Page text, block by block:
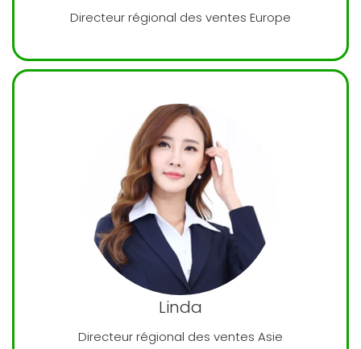
Directeur régional des ventes Europe
Linda
Directeur régional des ventes Asie